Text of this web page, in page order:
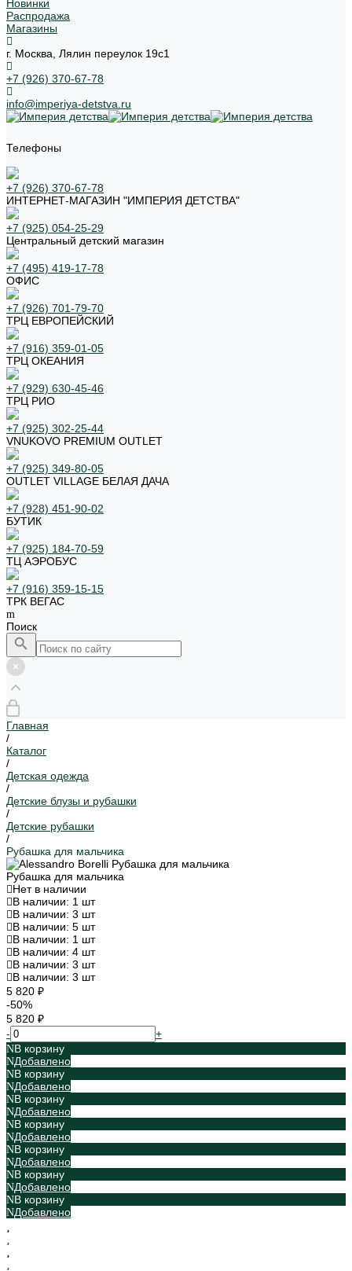
Новинки
Распродажа
Магазины
г. Москва, Лялин переулок 19с1
+7 (926) 370-67-78
info@imperiya-detstva.ru
Телефоны
+7 (926) 370-67-78
ИНТЕРНЕТ-МАГАЗИН "ИМПЕРИЯ ДЕТСТВА"
+7 (925) 054-25-29
Центральный детский магазин
+7 (495) 419-17-78
ОФИС
+7 (926) 701-79-70
ТРЦ ЕВРОПЕЙСКИЙ
+7 (916) 359-01-05
ТРЦ ОКЕАНИЯ
+7 (929) 630-45-46
ТРЦ РИО
+7 (925) 302-25-44
VNUKOVO PREMIUM OUTLET
+7 (925) 349-80-05
OUTLET VILLAGE БЕЛАЯ ДАЧА
+7 (928) 451-90-02
БУТИК
+7 (925) 184-70-59
ТЦ АЭРОБУС
+7 (916) 359-15-15
ТРК ВЕГАС
Поиск
Главная
/
Каталог
/
Детская одежда
/
Детские блузы и рубашки
/
Детские рубашки
/
Рубашка для мальчика
Рубашка для мальчика
Нет в наличии
В наличии: 1 шт
В наличии: 3 шт
В наличии: 5 шт
В наличии: 1 шт
В наличии: 4 шт
В наличии: 3 шт
В наличии: 3 шт
5 820 ₽
-50%
5 820 ₽
-
+
В корзину
Добавлено
В корзину
Добавлено
В корзину
Добавлено
В корзину
Добавлено
В корзину
Добавлено
В корзину
Добавлено
В корзину
Добавлено